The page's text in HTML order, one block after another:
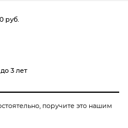
руб.
3 лет
поручите это нашим